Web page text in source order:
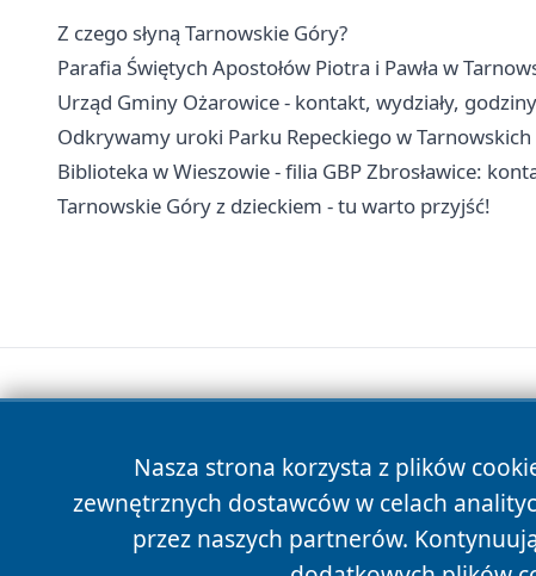
Z czego słyną Tarnowskie Góry?
Parafia Świętych Apostołów Piotra i Pawła w
Urząd Gminy Ożarowice - kontakt, wydziały,
Odkrywamy uroki Parku Repeckiego w Tarnowskich
Biblioteka w Wieszowie - filia GBP Zbrosławice:
Tarnowskie Góry z dzieckiem - tu warto przyjść!
Nasza strona korzysta z plików
zewnętrznych dostawców w celach
przez naszych partnerów.